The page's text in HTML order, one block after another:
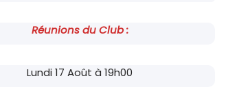
Réunions du Club :
Lundi 17 Août à 19h00